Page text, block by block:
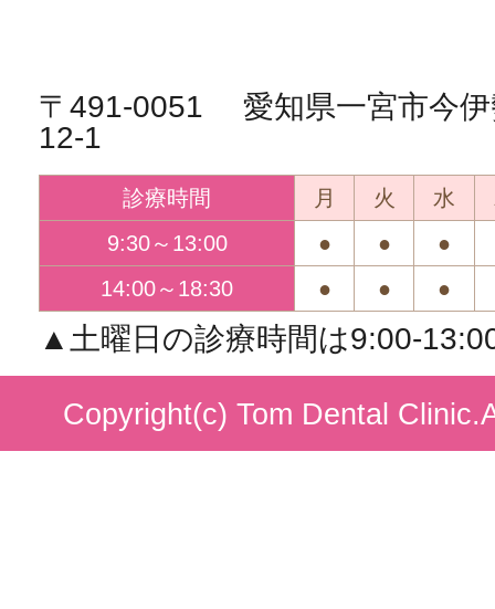
〒491-0051 愛知県一宮市今伊
12-1
診療時間 月 火 水
9:30～13:00
● ●
●
14:00～18:30
● ● ●
▲土曜日の診療時間は9:00-
Copyright(c) Tom Dental